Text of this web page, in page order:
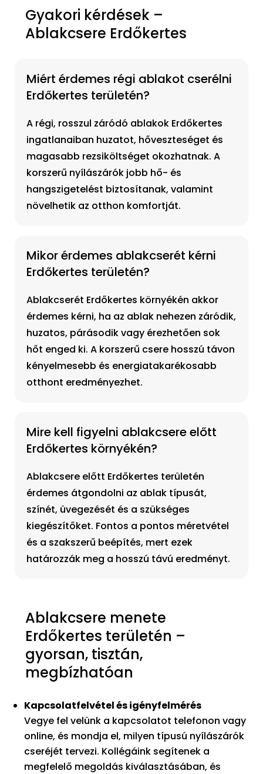
Gyakori kérdések –
Ablakcsere Erdőkertes
Miért érdemes régi ablakot cserélni
Erdőkertes területén?
A régi, rosszul záródó ablakok Erdőkertes
ingatlanaiban huzatot, hőveszteséget és
magasabb rezsiköltséget okozhatnak. A
korszerű nyílászárók jobb hő- és
hangszigetelést biztosítanak, valamint
növelhetik az otthon komfortját.
Mikor érdemes ablakcserét kérni
Erdőkertes területén?
Ablakcserét Erdőkertes környékén akkor
érdemes kérni, ha az ablak nehezen záródik,
huzatos, párásodik vagy érezhetően sok
hőt enged ki. A korszerű csere hosszú távon
kényelmesebb és energiatakarékosabb
otthont eredményezhet.
Mire kell figyelni ablakcsere előtt
Erdőkertes környékén?
Ablakcsere előtt Erdőkertes területén
érdemes átgondolni az ablak típusát,
színét, üvegezését és a szükséges
kiegészítőket. Fontos a pontos méretvétel
és a szakszerű beépítés, mert ezek
határozzák meg a hosszú távú eredményt.
Ablakcsere menete
Erdőkertes területén –
gyorsan, tisztán,
megbízhatóan
Kapcsolatfelvétel és igényfelmérés
Vegye fel velünk a kapcsolatot telefonon vagy
online, és mondja el, milyen típusú nyílászárók
cseréjét tervezi. Kollégáink segítenek a
megfelelő megoldás kiválasztásában, és